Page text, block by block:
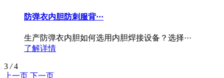
‌防弹衣内胆防刺服背···
生产防弹衣内胆如何选用内胆焊接设备？选择···
了解详情
3 / 4
上一页 下一页